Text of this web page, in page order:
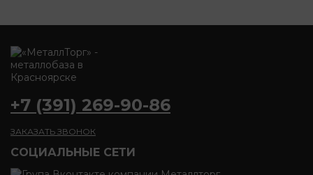
+7 (391) 269-90-86
ЗАКАЗАТЬ ЗВОНОК
CОЦИАЛЬНЫЕ СЕТИ